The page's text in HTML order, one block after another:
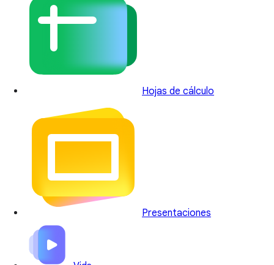
Hojas de cálculo
Presentaciones